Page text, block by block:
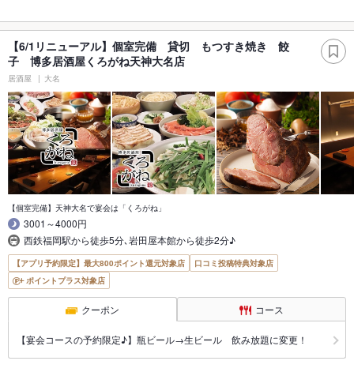
【6/1リニューアル】個室完備 貸切 もつすき焼き 餃
子 博多居酒屋くろがね天神大名店
居酒屋 大名
【個室完備】天神大名で宴会は「くろがね」
3001～4000円
西鉄福岡駅から徒歩5分､岩田屋本館から徒歩2分♪
【アプリ予約限定】最大800ポイント還元対象店
口コミ投稿特典対象店
ポイントプラス対象店
クーポン コース
【宴会コースの予約限定♪】瓶ビール→生ビール 飲み放題に変更！